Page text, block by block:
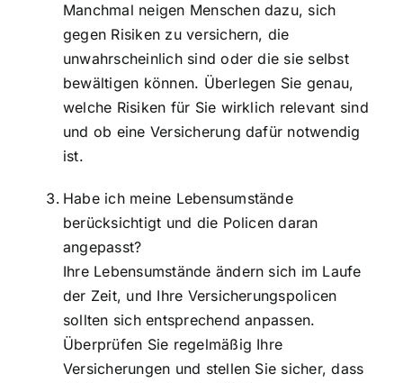
Manchmal neigen Menschen dazu, sich
gegen Risiken zu versichern, die
unwahrscheinlich sind oder die sie selbst
bewältigen können. Überlegen Sie genau,
welche Risiken für Sie wirklich relevant sind
und ob eine Versicherung dafür notwendig
ist.
Habe ich meine Lebensumstände
berücksichtigt und die Policen daran
angepasst?
Ihre Lebensumstände ändern sich im Laufe
der Zeit, und Ihre Versicherungspolicen
sollten sich entsprechend anpassen.
Überprüfen Sie regelmäßig Ihre
Versicherungen und stellen Sie sicher, dass